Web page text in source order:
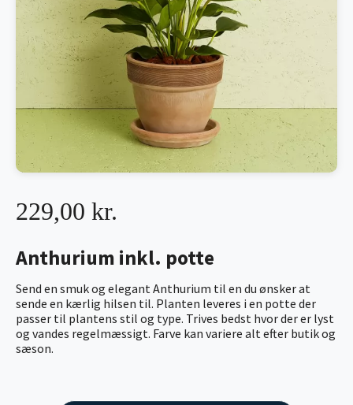
Anthurium inkl. potte
Send en smuk og elegant Anthurium til en du ønsker at
sende en kærlig hilsen til. Planten leveres i en potte der
passer til plantens stil og type. Trives bedst hvor der er lyst
og vandes regelmæssigt. Farve kan variere alt efter butik og
sæson.
229,00 kr.